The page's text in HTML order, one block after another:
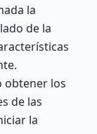
la
de la
obtener los
de las
la